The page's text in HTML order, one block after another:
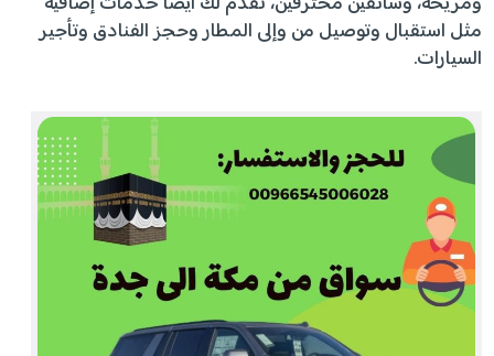
مثل استقبال وتوصيل من وإلى المطار وحجز الفنادق وتأجير
السيارات.